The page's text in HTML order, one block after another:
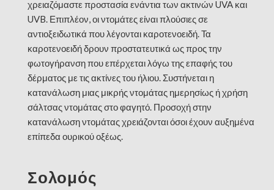
χρειαζόμαστε προστασία ενάντια των ακτινών UVA και
UVB. Επιπλέον, οι ντομάτες είναι πλούσιες σε
αντιοξειδωτικά που λέγονται καροτενοειδή. Τα
καροτενοειδή δρουν προστατευτικά ως προς την
φωτογήρανση που επέρχεται λόγω της επαφής του
δέρματος με τις ακτίνες του ήλιου. Συστήνεται η
κατανάλωση μιας μικρής ντομάτας ημερησίως ή χρήση
σάλτσας ντομάτας στο φαγητό. Προσοχή στην
κατανάλωση ντομάτας χρειάζονται όσοι έχουν αυξημένα
επίπεδα ουρικού οξέως.
Σολομός